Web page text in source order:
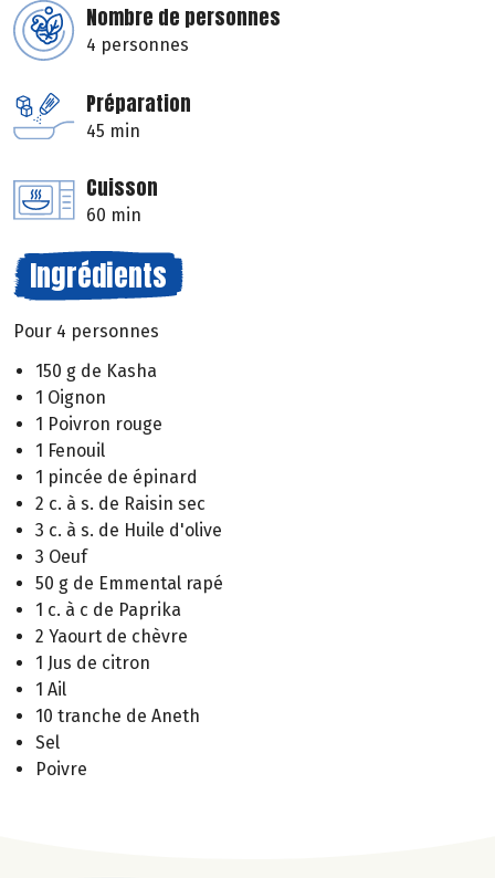
Nombre de personnes
4 personnes
Préparation
45 min
Cuisson
60 min
Ingrédients
Pour 4 personnes
150 g de Kasha
1 Oignon
1 Poivron rouge
1 Fenouil
1 pincée de épinard
2 c. à s. de Raisin sec
3 c. à s. de Huile d'olive
3 Oeuf
50 g de Emmental rapé
1 c. à c de Paprika
2 Yaourt de chèvre
1 Jus de citron
1 Ail
10 tranche de Aneth
Sel
Poivre